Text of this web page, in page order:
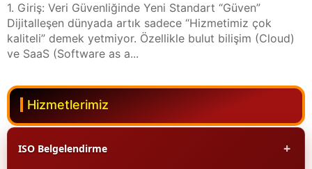
1. Giriş: Veri Güvenliğinde Yeni Standart “Güven”
Dijitalleşen dünyada artık sadece “Hizmetimiz çok
kaliteli” demek yetmiyor. Özellikle bulut bilişim (Cloud)
ve SaaS (Software as a...
Hizmetlerimiz
ISO Belgelendirme +